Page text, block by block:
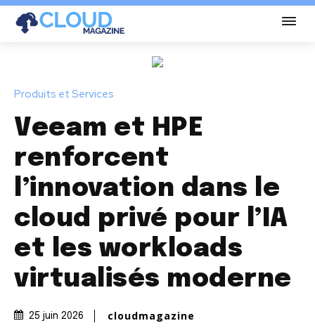
Produits et Services
Veeam et HPE
renforcent
l’innovation dans le
cloud privé pour l’IA
et les workloads
virtualisés moderne
25 juin 2026 cloudmagazine